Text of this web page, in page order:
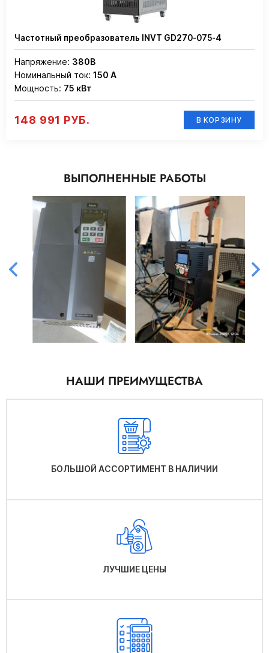
Частотный преобразователь INVT GD270-075-4
Напряжение: 380В
Номинальный ток: 150 А
Мощность: 75 кВт
148 991 РУБ. В КОРЗИНУ
ВЫПОЛНЕННЫЕ РАБОТЫ
НАШИ ПРЕИМУЩЕСТВА
БОЛЬШОЙ АССОРТИМЕНТ В НАЛИЧИИ
ЛУЧШИЕ ЦЕНЫ